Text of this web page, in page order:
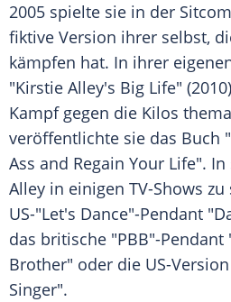
2005 spielte sie in der
fiktive Version ihrer selbst,
kämpfen hat. In ihrer
"Kirstie Alley's Big Life"
Kampf gegen die Kilos
veröffentlichte sie das Buch
Ass and Regain Your Life".
Alley in einigen TV-Shows
US-"Let's Dance"-Pendant
das britische "PBB"-Pendant
Brother" oder die US-
Singer".